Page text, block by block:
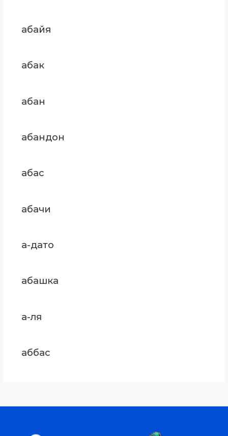
абайя
абак
абан
абандон
абас
абачи
а-дато
абашка
а-ля
аббас